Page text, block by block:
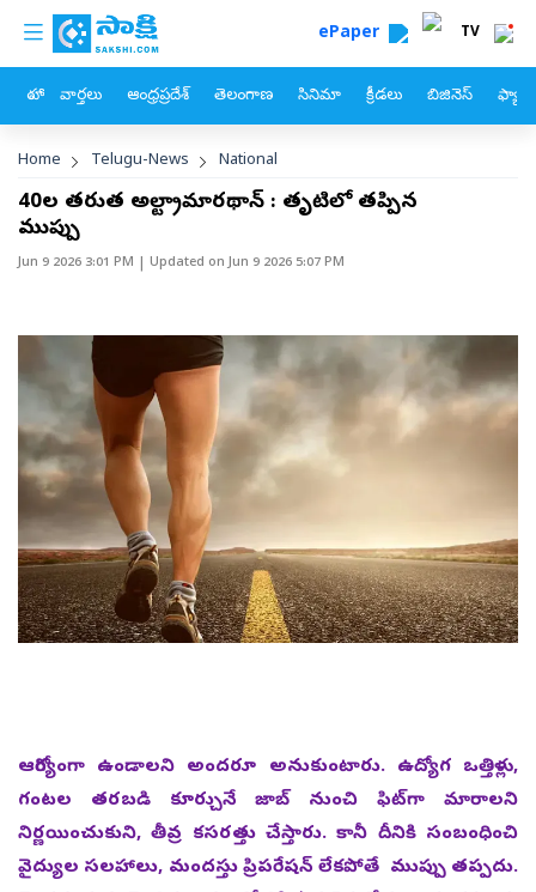
Skip to main content
custom menu ePaper TV
హోం వార్తలు ఆంధ్రప్రదేశ్ తెలంగాణ సినిమా క్రీడలు బిజినెస్
Breadcrumb
Home Telugu-News National
40ల తరువాత అల్ట్రామారథాన్‌ : తృటిలో తప్పిన
ముప్పు
Jun 9 2026 3:01 PM | Updated onJun 9 2026 5:07 PM
ఆరోగ్యంగా ఉండాలని అందరూ అనుకుంటారు. ఉద్యోగ ఒత్తిళ్లు,
గంటల తరబడి కూర్చునే జాబ్‌ నుంచి ఫిట్‌గా మారాలని
నిర్ణయించుకుని, తీవ్ర కసరత్తు చేస్తారు. కానీ దీనికి సంబంధించి
వైద్యుల సలహాలు, మందస్తు ప్రిపరేషన్‌ లేకపోతే ముప్పు తప్పదు.